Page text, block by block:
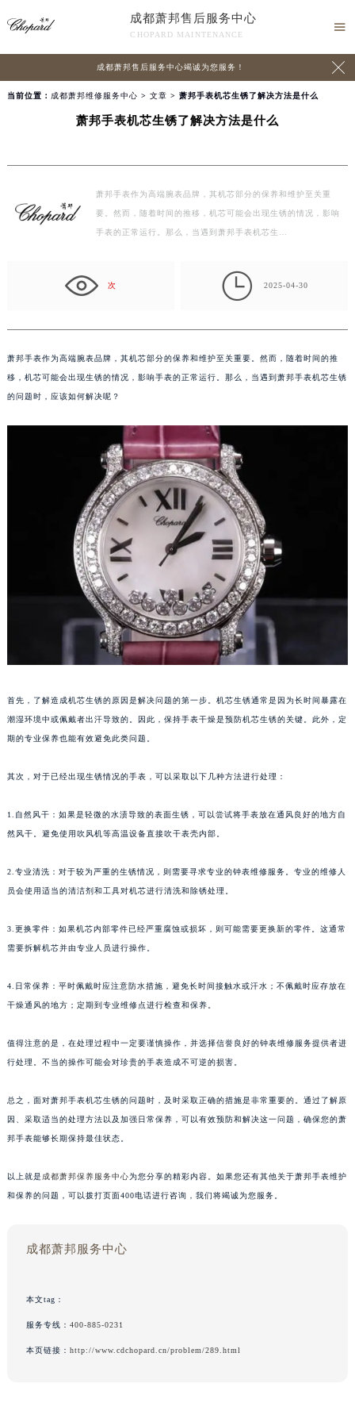
成都萧邦售后服务中心
CHOPARD MAINTENANCE

成都萧邦售后服务中心竭诚为您服务！ 
当前位置： 成都萧邦维修服务中心 > 文章 > 萧邦手表机芯生锈了解决方法是什么
萧邦手表机芯生锈了解决方法是什么
萧邦手表作为高端腕表品牌，其机芯部分的保养和维护至关重
要。然而，随着时间的推移，机芯可能会出现生锈的情况，影响
手表的正常运行。那么，当遇到萧邦手表机芯生…
次  2025-04-30
萧邦手表作为高端腕表品牌，其机芯部分的保养和维护至关重要。然而，随着时间的推
移，机芯可能会出现生锈的情况，影响手表的正常运行。那么，当遇到萧邦手表机芯生锈
的问题时，应该如何解决呢？
首先，了解造成机芯生锈的原因是解决问题的第一步。机芯生锈通常是因为长时间暴露在
潮湿环境中或佩戴者出汗导致的。因此，保持手表干燥是预防机芯生锈的关键。此外，定
期的专业保养也能有效避免此类问题。
其次，对于已经出现生锈情况的手表，可以采取以下几种方法进行处理：
1.自然风干：如果是轻微的水渍导致的表面生锈，可以尝试将手表放在通风良好的地方自
然风干。避免使用吹风机等高温设备直接吹干表壳内部。
2.专业清洗：对于较为严重的生锈情况，则需要寻求专业的钟表维修服务。专业的维修人
员会使用适当的清洁剂和工具对机芯进行清洗和除锈处理。
3.更换零件：如果机芯内部零件已经严重腐蚀或损坏，则可能需要更换新的零件。这通常
需要拆解机芯并由专业人员进行操作。
4.日常保养：平时佩戴时应注意防水措施，避免长时间接触水或汗水；不佩戴时应存放在
干燥通风的地方；定期到专业维修点进行检查和保养。
值得注意的是，在处理过程中一定要谨慎操作，并选择信誉良好的钟表维修服务提供者进
行处理。不当的操作可能会对珍贵的手表造成不可逆的损害。
总之，面对萧邦手表机芯生锈的问题时，及时采取正确的措施是非常重要的。通过了解原
因、采取适当的处理方法以及加强日常保养，可以有效预防和解决这一问题，确保您的萧
邦手表能够长期保持最佳状态。
以上就是 成都萧邦保养服务中心为您分享的精彩内容。如果您还有其他关于萧邦手表维护
和保养的问题，可以拨打页面400电话进行咨询，我们将竭诚为您服务。
成都萧邦服务中心
本文tag：
服务专线： 400-885-0231
本页链接： http://www.cdchopard.cn/problem/289.html